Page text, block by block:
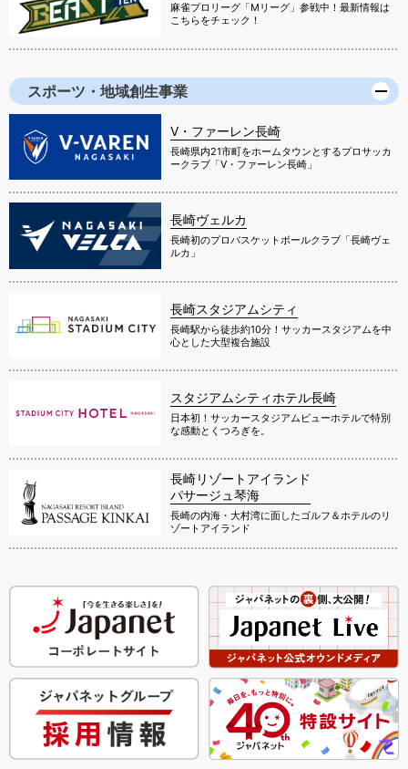
麻雀プロリーグ「Mリーグ」参戦中！最新情報は
こちらをチェック！
スポーツ・地域創生事業
V・ファーレン長崎
長崎県内21市町をホームタウンとするプロサッカ
ークラブ「V・ファーレン長崎」
長崎ヴェルカ
長崎初のプロバスケットボールクラブ「長崎ヴェ
ルカ」
長崎スタジアムシティ
長崎駅から徒歩約10分！サッカースタジアムを中
心とした大型複合施設
スタジアムシティホテル長崎
日本初！サッカースタジアムビューホテルで特別
な感動とくつろぎを。
長崎リゾートアイランド
パサージュ琴海
長崎の内海・大村湾に面したゴルフ＆ホテルのリ
ゾートアイランド